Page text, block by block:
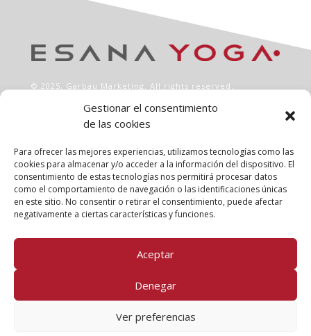
Gestionar el consentimiento
de las cookies
Para ofrecer las mejores experiencias, utilizamos tecnologías como las
cookies para almacenar y/o acceder a la información del dispositivo. El
consentimiento de estas tecnologías nos permitirá procesar datos
como el comportamiento de navegación o las identificaciones únicas
en este sitio. No consentir o retirar el consentimiento, puede afectar
negativamente a ciertas características y funciones.
Aceptar
Denegar
Ver preferencias
© 2025, Garbau Marketing. All rights reserved.
INFO
Aviso legal
Política de privacidad
Política de cookies
Clases
Talleres
FOLLOW US!